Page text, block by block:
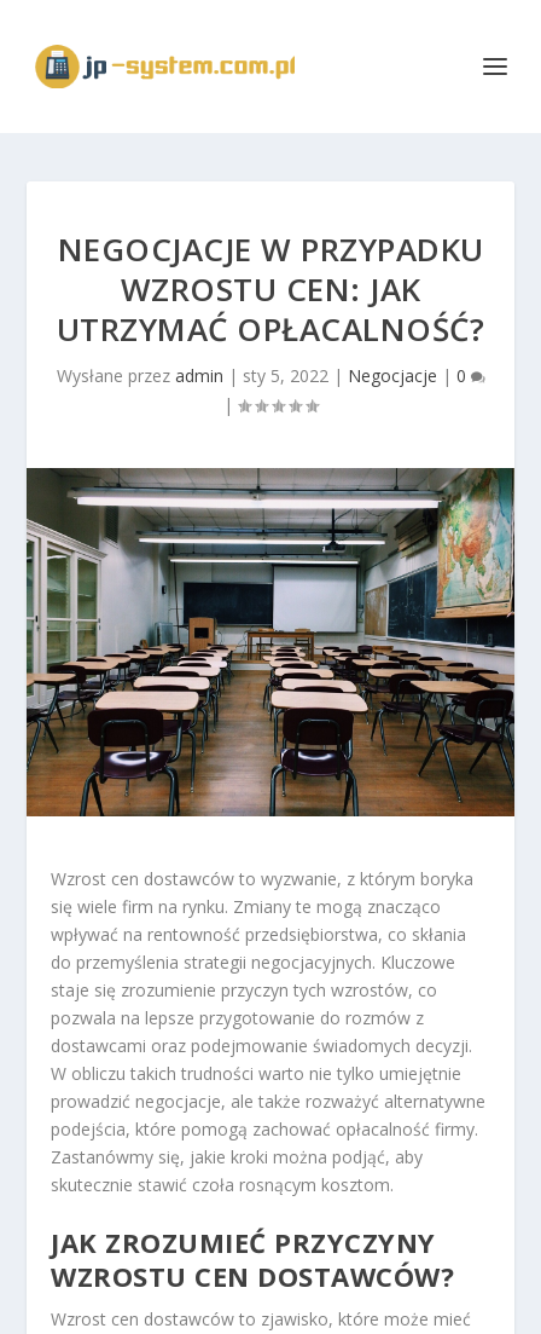
NEGOCJACJE W PRZYPADKU
WZROSTU CEN: JAK
UTRZYMAĆ OPŁACALNOŚĆ?
Wysłane przez admin | sty 5, 2022| Negocjacje | 0
|
Wzrost cen dostawców to wyzwanie, z którym boryka
się wiele firm na rynku. Zmiany te mogą znacząco
wpływać na rentowność przedsiębiorstwa, co skłania
do przemyślenia strategii negocjacyjnych. Kluczowe
staje się zrozumienie przyczyn tych wzrostów, co
pozwala na lepsze przygotowanie do rozmów z
dostawcami oraz podejmowanie świadomych decyzji.
W obliczu takich trudności warto nie tylko umiejętnie
prowadzić negocjacje, ale także rozważyć alternatywne
podejścia, które pomogą zachować opłacalność firmy.
Zastanówmy się, jakie kroki można podjąć, aby
skutecznie stawić czoła rosnącym kosztom.
JAK ZROZUMIEĆ PRZYCZYNY
WZROSTU CEN DOSTAWCÓW?
Wzrost cen dostawców to zjawisko, które może mieć